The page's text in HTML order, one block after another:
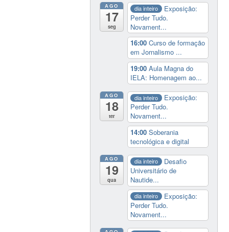
AGO
17
seg
dia inteiro
Exposição:
Perder Tudo.
Novament...
16:00Curso de formação
em Jornalismo ...
19:00Aula Magna do
IELA: Homenagem ao...
AGO
18
ter
dia inteiro
Exposição:
Perder Tudo.
Novament...
14:00Soberania
tecnológica e digital
AGO
19
qua
dia inteiro
Desafio
Universitário de
Nautide...
dia inteiro
Exposição:
Perder Tudo.
Novament...